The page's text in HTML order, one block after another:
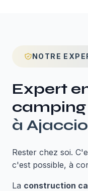
NOTRE
Expert
camping
à Ajaccio
Rester chez soi.
c'est possible, à
La construction